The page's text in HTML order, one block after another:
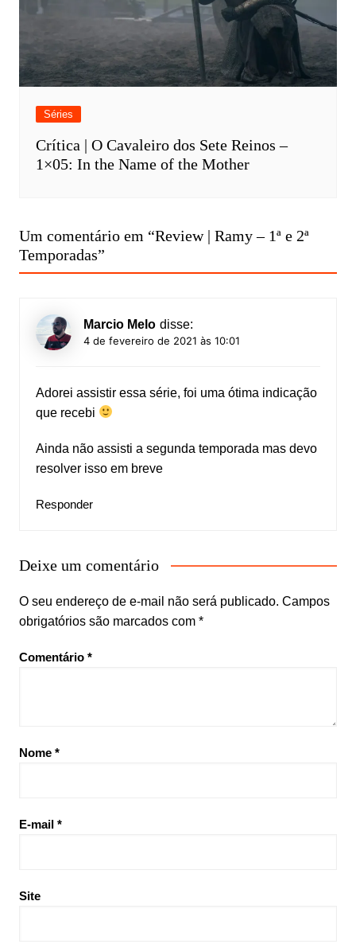
Séries
Crítica | O Cavaleiro dos Sete Reinos –
1×05: In the Name of the Mother
Um comentário em “Review | Ramy – 1ª e 2ª
Temporadas”
Marcio Melo disse:
4 de fevereiro de 2021 às 10:01
Adorei assistir essa série, foi uma ótima indicação
que recebi
Ainda não assisti a segunda temporada mas devo
resolver isso em breve
Responder
Deixe um comentário
O seu endereço de e-mail não será publicado. Campos
obrigatórios são marcados com *
Comentário *
Nome *
E-mail *
Site